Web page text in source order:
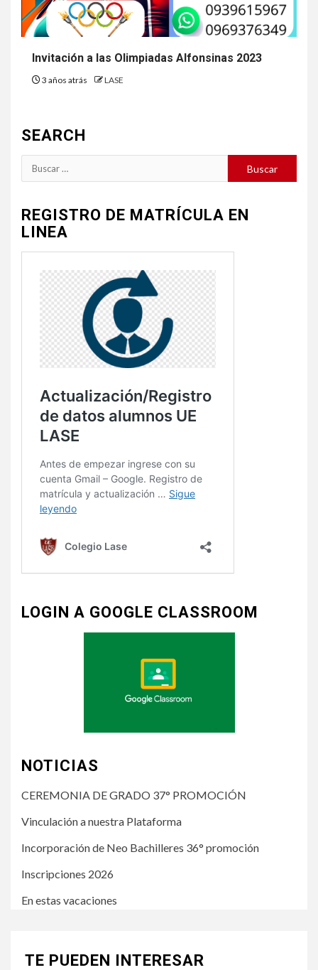
Invitación a las Olimpiadas Alfonsinas 2023
3 años atrás LASE
SEARCH
Buscar:
REGISTRO DE MATRÍCULA EN
LINEA
LOGIN A GOOGLE CLASSROOM
NOTICIAS
CEREMONIA DE GRADO 37° PROMOCIÓN
Vinculación a nuestra Plataforma
Incorporación de Neo Bachilleres 36° promoción
Inscripciones 2026
En estas vacaciones
TE PUEDEN INTERESAR